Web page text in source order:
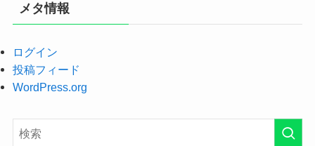
メタ情報
ログイン
投稿フィード
WordPress.org